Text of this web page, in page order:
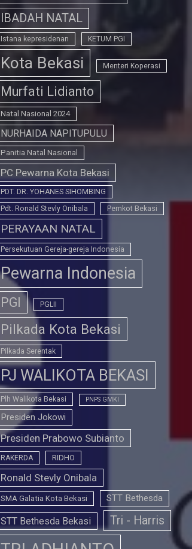
IBADAH NATAL
Istana kepresidenan KETUM PGI
Kota Bekasi Menteri Koperasi
Murfati Lidianto
Natal Nasional 2024
NURHAIDA NAPITUPULU
Panitia Natal Nasional
PC Pewarna Kota Bekasi
PDT. DR. YOHANES SIHOMBING
Pdt. Ronald Stevly Onibala
Pemkot Bekasi
PERAYAAN NATAL
Persekutuan Gereja-gereja Indonesia
Pewarna Indonesia
PGI PGLII
Pilkada Kota Bekasi
Pilkada Serentak
PJ WALIKOTA BEKASI
Plh Walikota Bekasi PNPS GMKI
Presiden Jokowi
Presiden Prabowo Subianto
RAKERDA RIDHO
Ronald Stevly Onibala
SMA Galatia Kota Bekasi STT Bethesda
STT Bethesda Bekasi Tri - Harris